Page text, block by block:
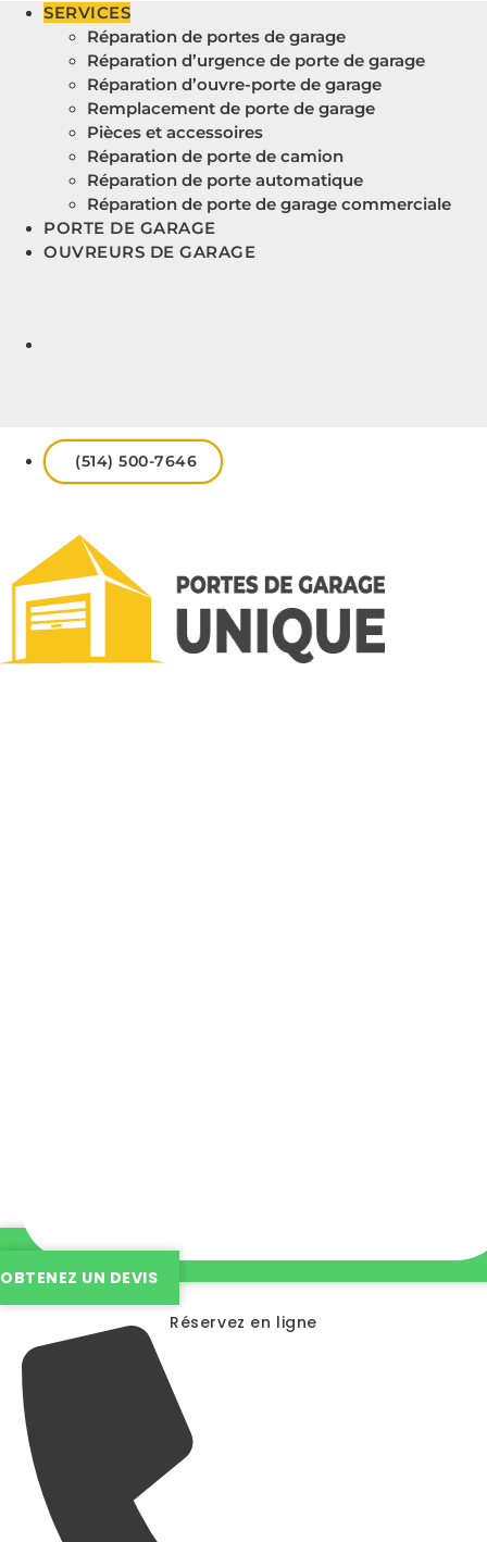
SERVICES
Réparation de portes de garage
Réparation d’urgence de porte de garage
Réparation d’ouvre-porte de garage
Remplacement de porte de garage
Pièces et accessoires
Réparation de porte de camion
Réparation de porte automatique
Réparation de porte de garage commerciale
PORTE DE GARAGE
OUVREURS DE GARAGE
(514) 500-7646
OBTENEZ UN DEVIS
Réservez en ligne